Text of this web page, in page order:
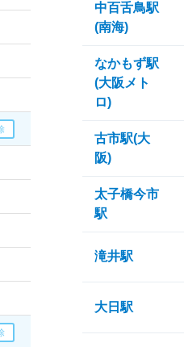
中百舌鳥駅
(南海)
なかもず駅
(大阪メト
ロ)
古市駅(大
阪)
太子橋今市
駅
滝井駅
大日駅